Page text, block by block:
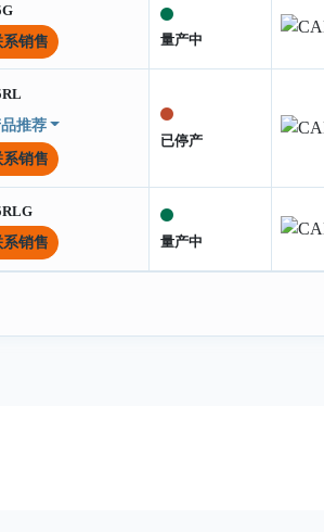
系销售
量产中
推荐
系销售
已停产
系销售
量产中